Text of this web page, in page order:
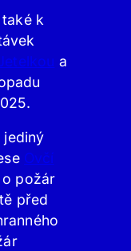
k
a
jediný
Ovčí
požár
před